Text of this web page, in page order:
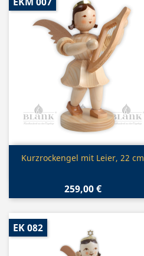
Vorschau
Kurzrockengel mit Leier, 22 cm
259,00 €
EK 082